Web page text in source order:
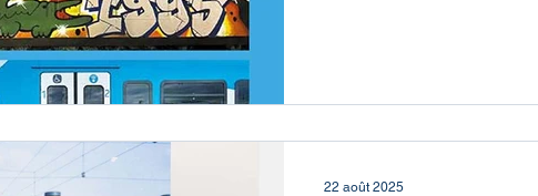
22 août 2025